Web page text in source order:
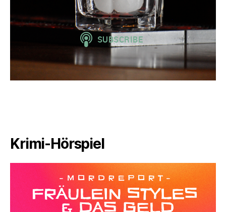
Krimi-Hörspiel